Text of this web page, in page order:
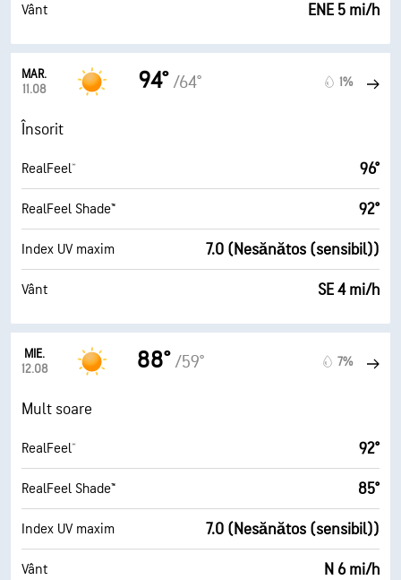
Vânt ENE 5 mi/h
MAR.
11.08
94° /64° 1%
Însorit
RealFeel® 96°
RealFeel Shade™ 92°
Index UV maxim 7.0 (Nesănătos (sensibil))
Vânt SE 4 mi/h
MIE.
12.08
88° /59° 7%
Mult soare
RealFeel® 92°
RealFeel Shade™ 85°
Index UV maxim 7.0 (Nesănătos (sensibil))
Vânt N 6 mi/h